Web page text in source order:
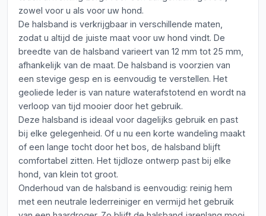
zowel voor u als voor uw hond.
De halsband is verkrijgbaar in verschillende maten,
zodat u altijd de juiste maat voor uw hond vindt. De
breedte van de halsband varieert van 12 mm tot 25 mm,
afhankelijk van de maat. De halsband is voorzien van
een stevige gesp en is eenvoudig te verstellen. Het
geoliede leder is van nature waterafstotend en wordt na
verloop van tijd mooier door het gebruik.
Deze halsband is ideaal voor dagelijks gebruik en past
bij elke gelegenheid. Of u nu een korte wandeling maakt
of een lange tocht door het bos, de halsband blijft
comfortabel zitten. Het tijdloze ontwerp past bij elke
hond, van klein tot groot.
Onderhoud van de halsband is eenvoudig: reinig hem
met een neutrale lederreiniger en vermijd het gebruik